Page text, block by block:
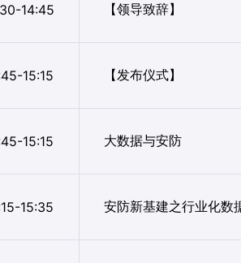
14:45 【领导致辞】
15:15 【发布仪式】
15:15 大数据与安防
15:35 安防新基建之行业化数